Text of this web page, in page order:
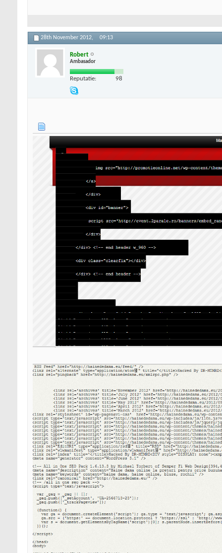
28th November 2012, 09:13
Robert
Ambasador
Reputatie: 98